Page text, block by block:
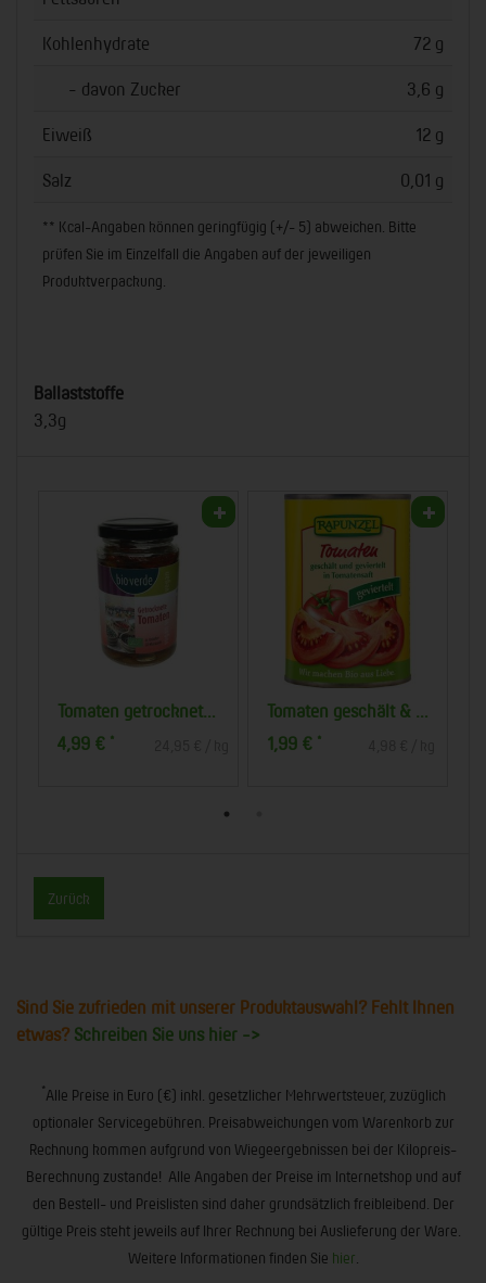
Kohlenhydrate 72 g
- davon Zucker 3,6 g
Eiweiß 12 g
Salz 0,01 g
** Kcal-Angaben können geringfügig (+/- 5) abweichen. Bitte
prüfen Sie im Einzelfall die Angaben auf der jeweiligen
Produktverpackung.
Ballaststoffe
3,3g
4,99 € *
1,99 € *
Zurück
Sind Sie zufrieden mit unserer Produktauswahl? Fehlt Ihnen
etwas? Schreiben Sie uns hier ->
*Alle Preise in Euro (€) inkl. gesetzlicher Mehrwertsteuer, zuzüglich
optionaler Servicegebühren. Preisabweichungen vom Warenkorb zur
Rechnung kommen aufgrund von Wiegeergebnissen bei der Kilopreis-
Berechnung zustande! Alle Angaben der Preise im Internetshop und auf
den Bestell- und Preislisten sind daher grundsätzlich freibleibend. Der
gültige Preis steht jeweils auf Ihrer Rechnung bei Auslieferung der Ware.
Weitere Informationen finden Sie hier